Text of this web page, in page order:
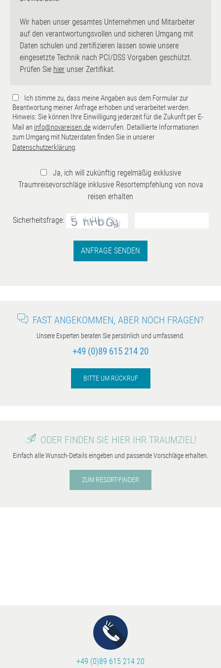
Wir haben unser gesamtes Unternehmen und Mitarbeiter
auf den verantwortungsvollen und sicheren Umgang mit
Daten schulen und zertifizieren lassen sowie unsere
eingesetzte Technik nach PCI/DSS Vorgaben geschützt.
Prüfen Sie hier unser Zertifikat.
Ich stimme zu, dass meine Angaben aus dem Formular zur
Beantwortung meiner Anfrage erhoben und verarbeitet werden.
Hinweis: Sie können Ihre Einwilligung jederzeit für die Zukunft per E-
Mail an info@novareisen.dewiderrufen. Detaillierte Informationen
zum Umgang mit Nutzerdaten finden Sie in unserer
Datenschutzerklärung.
Ja, ich will zukünftig regelmäßig exklusive
Traumreisevorschläge inklusive Resortempfehlung von nova
reisen erhalten
Sicherheitsfrage:
ANFRAGE SENDEN
FAST ANGEKOMMEN, ABER NOCH FRAGEN?
Unsere Experten beraten Sie persönlich und umfassend.
+49 (0)89 615 214 20
BITTE UM RÜCKRUF
ODER FINDEN SIE HIER IHR TRAUMZIEL!
Einfach alle Wunsch-Details eingeben und passende Vorschläge erhalten.
ZUM RESORT-FINDER
+49 (0)89 615 214 20